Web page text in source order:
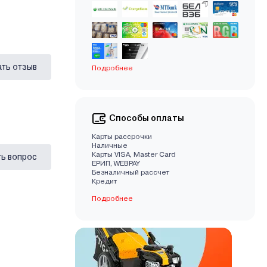
отзыв
вопрос
Подробнее
Способы оплаты
Карты рассрочки
Наличные
Карты VISA, Master Card
EРИП, WEBPAY
Безналичный рассчет
Кредит
Подробнее